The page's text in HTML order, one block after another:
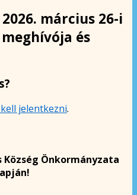
március 26-i
és
jelentkezni.
Önkormányzata